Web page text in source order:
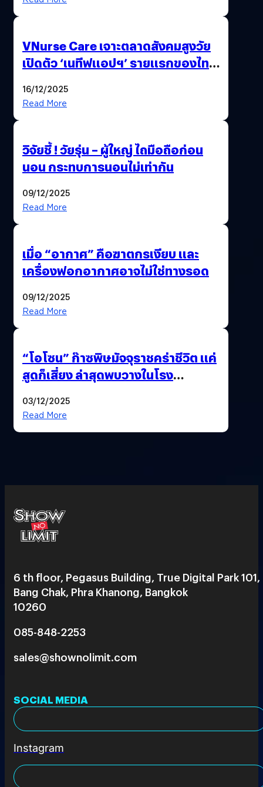
VNurse Care เจาะตลาดสังคมสูงวัย
เปิดตัว ‘เนทีฟแอปฯ’ รายแรกของไทย
จบในที่เดียว
16/12/2025
Read More
วิจัยชี้ ! วัยรุ่น – ผู้ใหญ่ ไถมือถือก่อน
นอน กระทบการนอนไม่เท่ากัน
09/12/2025
Read More
เมื่อ “อากาศ” คือฆาตกรเงียบ และ
เครื่องฟอกอากาศอาจไม่ใช่ทางรอด
09/12/2025
Read More
“โอโซน” ก๊าซพิษมัจจุราชคร่าชีวิต แค่
สูดก็เสี่ยง ล่าสุดพบวางในโรง
03/12/2025
Read More
6 th floor, Pegasus Building, True Digital Park 101,
Bang Chak, Phra Khanong, Bangkok
10260
085-848-2253
sales@shownolimit.com
SOCIAL MEDIA
Instagram